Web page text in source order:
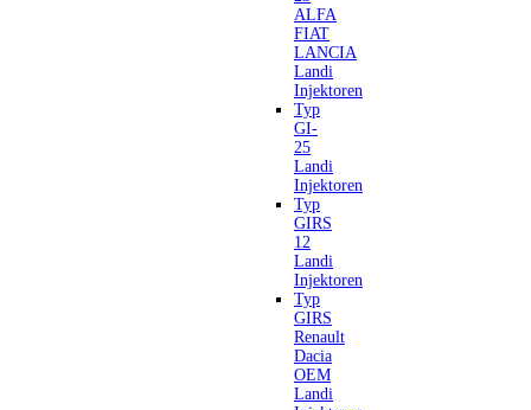
ALFA
FIAT
LANCIA
Landi
Injektoren
Typ
GI-
25
Landi
Injektoren
Typ
GIRS
12
Landi
Injektoren
Typ
GIRS
Renault
Dacia
OEM
Landi